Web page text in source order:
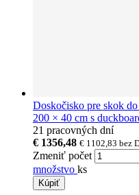
Doskočisko pre skok
200 × 40 cm s
21 pracovných dní
€ 1356,48 € 1102,83 bez
Zmeniť počet
množstvo ks
Kúpiť